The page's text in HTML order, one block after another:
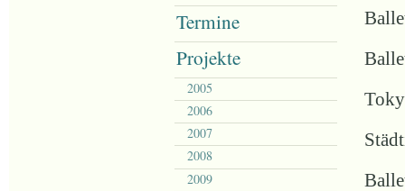
Termine
Projekte
2005
2006
2007
2008
2009